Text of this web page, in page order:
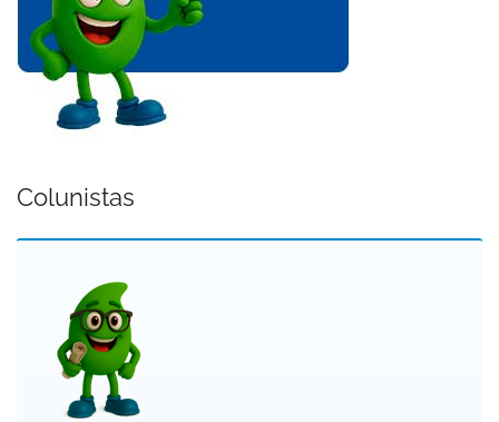
Colunistas